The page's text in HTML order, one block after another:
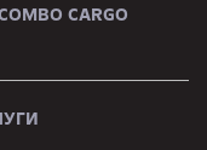
CARGO